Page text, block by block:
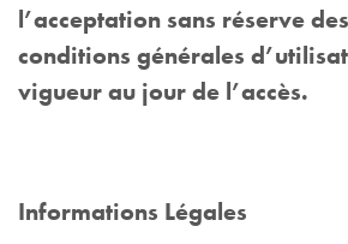
l’acceptation sans réserve
conditions générales
vigueur au jour de l’accès.
Informations Légales